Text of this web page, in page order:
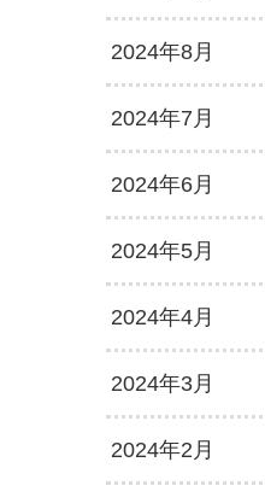
2024年8月
2024年7月
2024年6月
2024年5月
2024年4月
2024年3月
2024年2月